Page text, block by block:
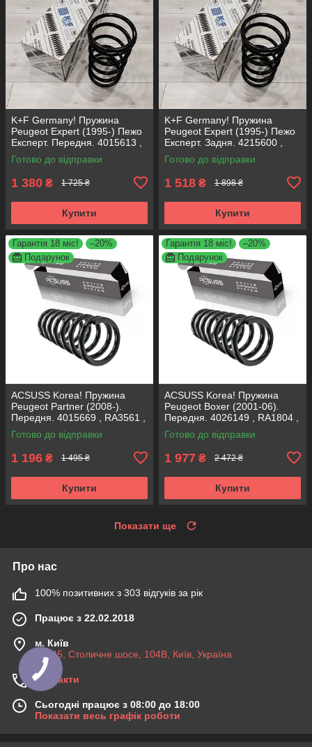
K+F Germany! Пружина
Peugeot Expert (1995-) Пежо
Експерт. Передня. 4015613 ,
RG1332 , 997728. К+Ф
Німеччина
Готово до відправки
1 380 ₴ 1 725 ₴
Купити
K+F Germany! Пружина
Peugeot Expert (1995-) Пежо
Експерт. Задня. 4215600 ,
RC5267 , 996552. К+Ф
Німеччина
Готово до відправки
1 518 ₴ 1 898 ₴
Купити
Гарантія 18 міс!
–20%
Подарунок
ACSUSS Korea! Пружина
Peugeot Partner (2008-).
Передня. 4015669 , RA3561 ,
993299. Аксусс Корея
Готово до відправки
1 196 ₴ 1 495 ₴
Купити
Гарантія 18 міс!
–20%
Подарунок
ACSUSS Korea! Пружина
Peugeot Boxer (2001-06).
Передня. 4026149 , RA1804 ,
997921. Аксусс Корея
Готово до відправки
1 977 ₴ 2 472 ₴
Купити
Показати ще
Про нас
100% позитивних з 303 відгуків за рік
Працює з 22.02.2018
м. Київ
03045, Столичне шосе, 104B, Київ, Україна
Контакти
Сьогодні працює з 08:00 до 18:00
Показати весь графік роботи